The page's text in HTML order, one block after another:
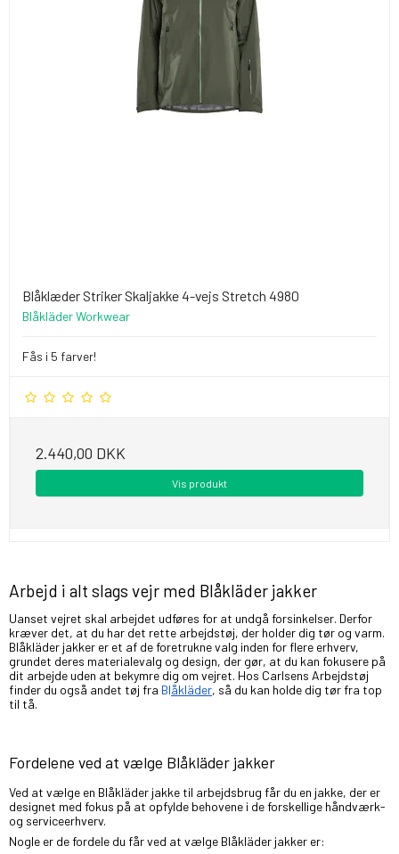
Blåklæder Striker Skaljakke 4-vejs Stretch 4980
Blåkläder Workwear
Fås i 5 farver!
2.440,00 DKK
Vis produkt
Arbejd i alt slags vejr med Blåkläder jakker
Uanset vejret skal arbejdet udføres for at undgå forsinkelser. Derfor
kræver det, at du har det rette arbejdstøj, der holder dig tør og varm.
Blåkläder jakker er et af de foretrukne valg inden for flere erhverv,
grundet deres materialevalg og design, der gør, at du kan fokusere på
dit arbejde uden at bekymre dig om vejret. Hos Carlsens Arbejdstøj
finder du også andet tøj fra Blåkläder, så du kan holde dig tør fra top
til tå.
Fordelene ved at vælge Blåkläder jakker
Ved at vælge en Blåkläder jakke til arbejdsbrug får du en jakke, der er
designet med fokus på at opfylde behovene i de forskellige håndværk-
og serviceerhverv.
Nogle er de fordele du får ved at vælge Blåkläder jakker er: